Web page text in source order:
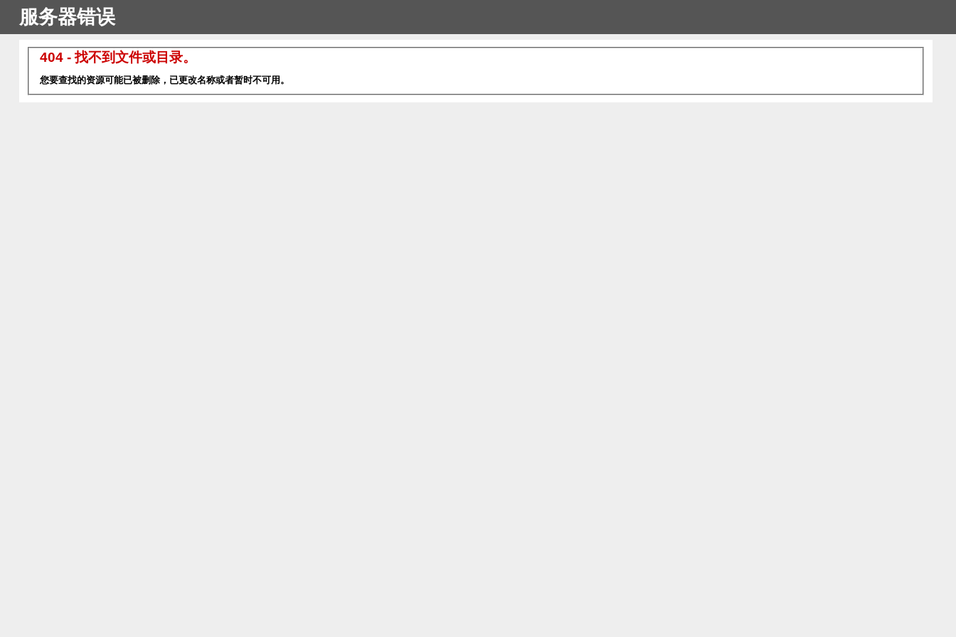
服务器错误
404 - 找不到文件或目录。
您要查找的资源可能已被删除，已更改名称或者暂时不可用。